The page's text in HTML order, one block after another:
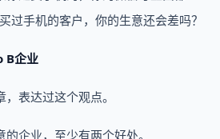
过手机的客户，你的生意还会差吗？
B企业
表达过这个观点。
企业，至少有两个好处。